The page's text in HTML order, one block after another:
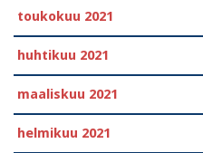
toukokuu 2021
huhtikuu 2021
maaliskuu 2021
helmikuu 2021